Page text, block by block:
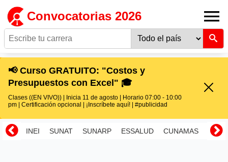
Convocatorias 2026
📢 Curso GRATUITO: "Costos y
Presupuestos con Excel" 🎓
Clases ((EN VIVO)) | Inicia 11 de agosto | Horario 07:00 - 10:00
pm | Certificación opcional | ¡Inscríbete aquí! | #publicidad
INEI SUNAT SUNARP ESSALUD CUNAMAS